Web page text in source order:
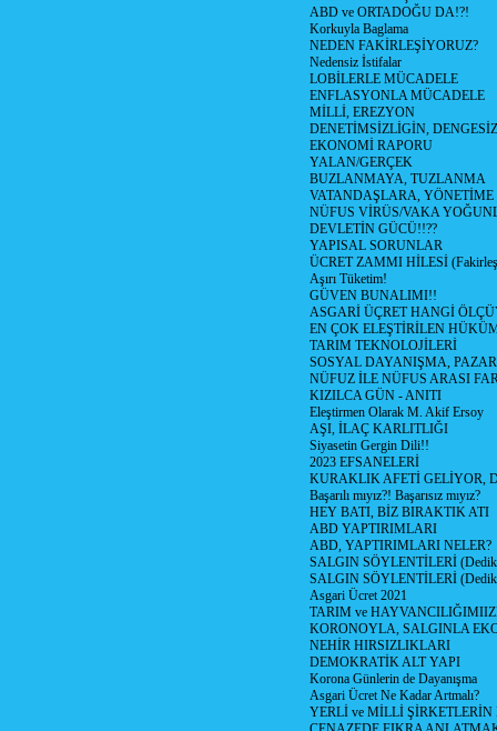
ABD ve ORTADOĞU DA!?!
Korkuyla Baglama
NEDEN FAKİRLEŞİYORUZ?
Nedensiz İstifalar
LOBİLERLE MÜCADELE
ENFLASYONLA MÜCADELE
MİLLİ, EREZYON
DENETİMSİZLİGİN,
EKONOMİ RAPORU
YALAN/GERÇEK
BUZLANMAYA, TUZLANMA
VATANDAŞLARA,
NÜFUS VİRÜS/VAKA
DEVLETİN GÜCÜ!!??
YAPISAL SORUNLAR
ÜCRET ZAMMI HİLESİ
Aşırı Tüketim!
GÜVEN BUNALIMI!!
ASGARİ ÜÇRET HANGİ
EN ÇOK ELEŞTİRİLEN
TARIM TEKNOLOJİLERİ
SOSYAL DAYANIŞMA,
NÜFUZ İLE NÜFUS ARASI
KIZILCA GÜN - ANITI
Eleştirmen Olarak M. Akif Ersoy
AŞI, İLAÇ KARLITLIĞI
Siyasetin Gergin Dili!!
2023 EFSANELERİ
KURAKLIK AFETİ GELİYOR,
Başarılı mıyız?! Başarısız mıyız?
HEY BATI, BİZ BIRAKTIK ATI
ABD YAPTIRIMLARI
ABD, YAPTIRIMLARI NELER?
SALGIN SÖYLENTİLERİ
SALGIN SÖYLENTİLERİ
Asgari Ücret 2021
TARIM ve
KORONOYLA, SALGINLA
NEHİR HIRSIZLIKLARI
DEMOKRATİK ALT YAPI
Korona Günlerin de Dayanışma
Asgari Ücret Ne Kadar Artmalı?
YERLİ ve MİLLİ